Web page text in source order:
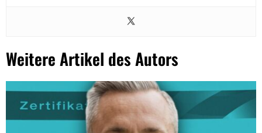
Weitere Artikel des Autors